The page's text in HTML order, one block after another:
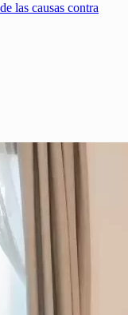
las causas contra